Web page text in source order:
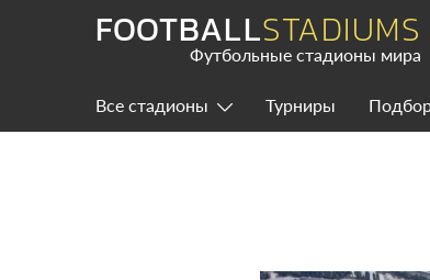
FOOTBALLSTADIUMS
Футбольные стадионы мира
Все стадионы Турниры